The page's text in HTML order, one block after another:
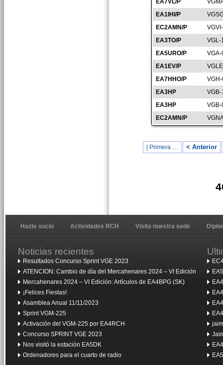
EA7VL/P
EA1IHI/P
EC2AMN/P
EA3TO/P
VGL-
EA5URO/P
EA1EV/P
EA7HHO/P
EA3HP
EA3HP
EC2AMN/P
| Primera … < Anterior
Hazte socio Actividades RCH Visita nuestra sede
Noticias recientes
Resultados Concurso Sprint VGE 2023
ATENCION: Cambio de día del Mercahenares 2024 – VI Edición
Mercahenares 2024 – VI Edición: Artículos de EA4BPG (SK)
¡Felices Fiestas!
Asamblea Anual 11/11/2023
Sprint VGM-225
Activación del VGM-225 por EA4RCH
Concurso SPRINT VGE 2023
Nos visitó la estación EA5DK
Ordenadores para el cuarto de radio